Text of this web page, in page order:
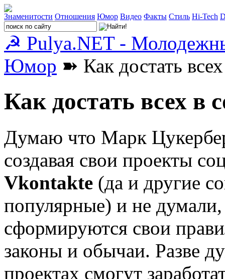
Знаменитости Отношения Юмор Видео Факты Стиль Hi-Tech
☭ Pulya.NET -
Юмор ➽ Как достать
Как достать всех в
Думаю что Марк
создавая свои проекты
Vkontakte (да и другие
популярные) и не
сформируются свои
законы и обычаи. Разве
проектах смогут